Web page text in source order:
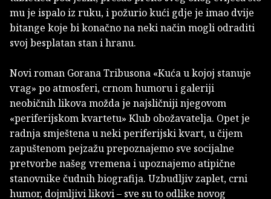
mu je ispalo iz ruku, i požurio kući gdje je imao dvije
bitange koje bi konačno na neki način mogli odraditi
svoj besplatan stan i hranu.
Novi roman Gorana Tribusona «Kuća u kojoj stanuje
vrag» po atmosferi, crnom humoru i galeriji
neobičnih likova možda je najsličniji njegovom
«periferijskom kvartetu» Klub obožavatelja. Opet je
radnja smještena u neki periferijski kvart, u čijem
zapuštenom pejzažu prepoznajemo sve socijalne
pretvorbe našeg vremena i upoznajemo atipične
stanovnike čudnih biografija. Uzbudljiv zaplet, crni
humor, dojmljivi likovi – sve su to odlike novog